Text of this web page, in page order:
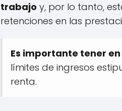
trabajo y, por lo tanto,
retenciones en las
Es importante tener
límites de ingresos
renta.